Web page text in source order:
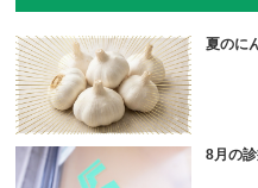
夏のに
8月の